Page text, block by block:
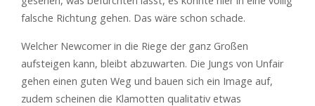
falsche Richtung gehen. Das wäre schon schade.
Welcher Newcomer in die Riege der ganz Großen
aufsteigen kann, bleibt abzuwarten. Die Jungs von Unfair
gehen einen guten Weg und bauen sich ein Image auf,
zudem scheinen die Klamotten qualitativ etwas